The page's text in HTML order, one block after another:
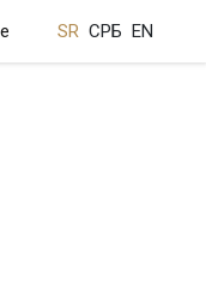
SR СРБ EN